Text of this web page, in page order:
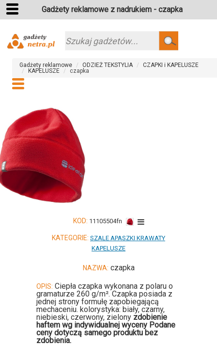
Gadżety reklamowe z nadrukiem - czapka
Szukaj
Gadżety reklamowe ODZIEŻ TEKSTYLIA
CZAPKI i KAPELUSZE
KAPELUSZE
czapka
KOD: 11105504fn
KATEGORIE: SZALE APASZKI KRAWATY
KAPELUSZE
NAZWA: czapka
OPIS: Ciepła czapka wykonana z polaru o
gramaturze 260 g/m². Czapka posiada z
jednej strony formułę zapobiegającą
mechaceniu. kolorystyka: biały, czarny,
niebieski, czerwony, zielony zdobienie
haftem wg indywidualnej wyceny Podane
ceny dotyczą samego produktu bez
zdobienia.